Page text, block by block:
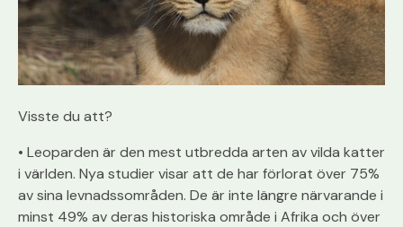
Visste du att?
• Leoparden är den mest utbredda arten av vilda katter
i världen. Nya studier visar att de har förlorat över 75%
av sina levnadssområden. De är inte längre närvarande i
minst 49% av deras historiska område i Afrika och över